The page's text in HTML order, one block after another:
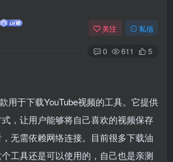
关注 私信
0 611 5
用于下载YouTube视频的工具。它提供
，让用户能够将自己喜欢的视频保存
无需依赖网络连接。目前很多下载油
工具还是可以使用的，自己也是亲测